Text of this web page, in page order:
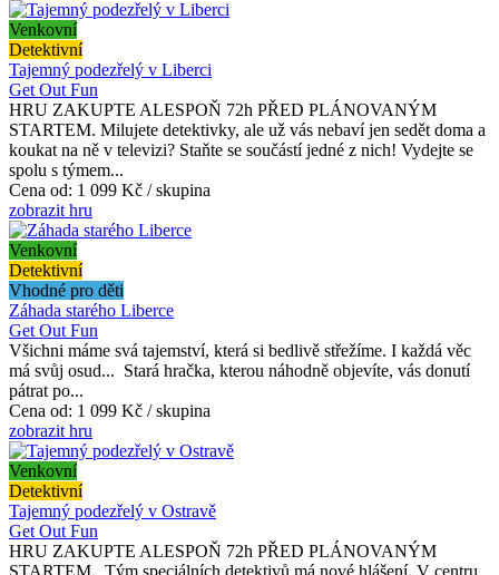
Venkovní
Detektivní
Tajemný podezřelý v Liberci
Get Out Fun
HRU ZAKUPTE ALESPOŇ 72h PŘED PLÁNOVANÝM
STARTEM. Milujete detektivky, ale už vás nebaví jen sedět doma a
koukat na ně v televizi? Staňte se součástí jedné z nich! Vydejte se
spolu s týmem...
Cena od: 1 099 Kč / skupina
zobrazit hru
Venkovní
Detektivní
Vhodné pro děti
Záhada starého Liberce
Get Out Fun
Všichni máme svá tajemství, která si bedlivě střežíme. I každá věc
má svůj osud... Stará hračka, kterou náhodně objevíte, vás donutí
pátrat po...
Cena od: 1 099 Kč / skupina
zobrazit hru
Venkovní
Detektivní
Tajemný podezřelý v Ostravě
Get Out Fun
HRU ZAKUPTE ALESPOŇ 72h PŘED PLÁNOVANÝM
STARTEM. Tým speciálních detektivů má nové hlášení. V centru